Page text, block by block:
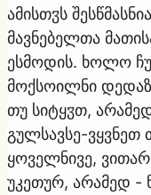
ამისთჳს
მავნებელთა
ესმოდის. ხოლო
მოქსოილნი
თუ სიტყჳთ,
გულსავსე-ვყვნეთ
ყოველნივე,
უკეთურ, არამედ -